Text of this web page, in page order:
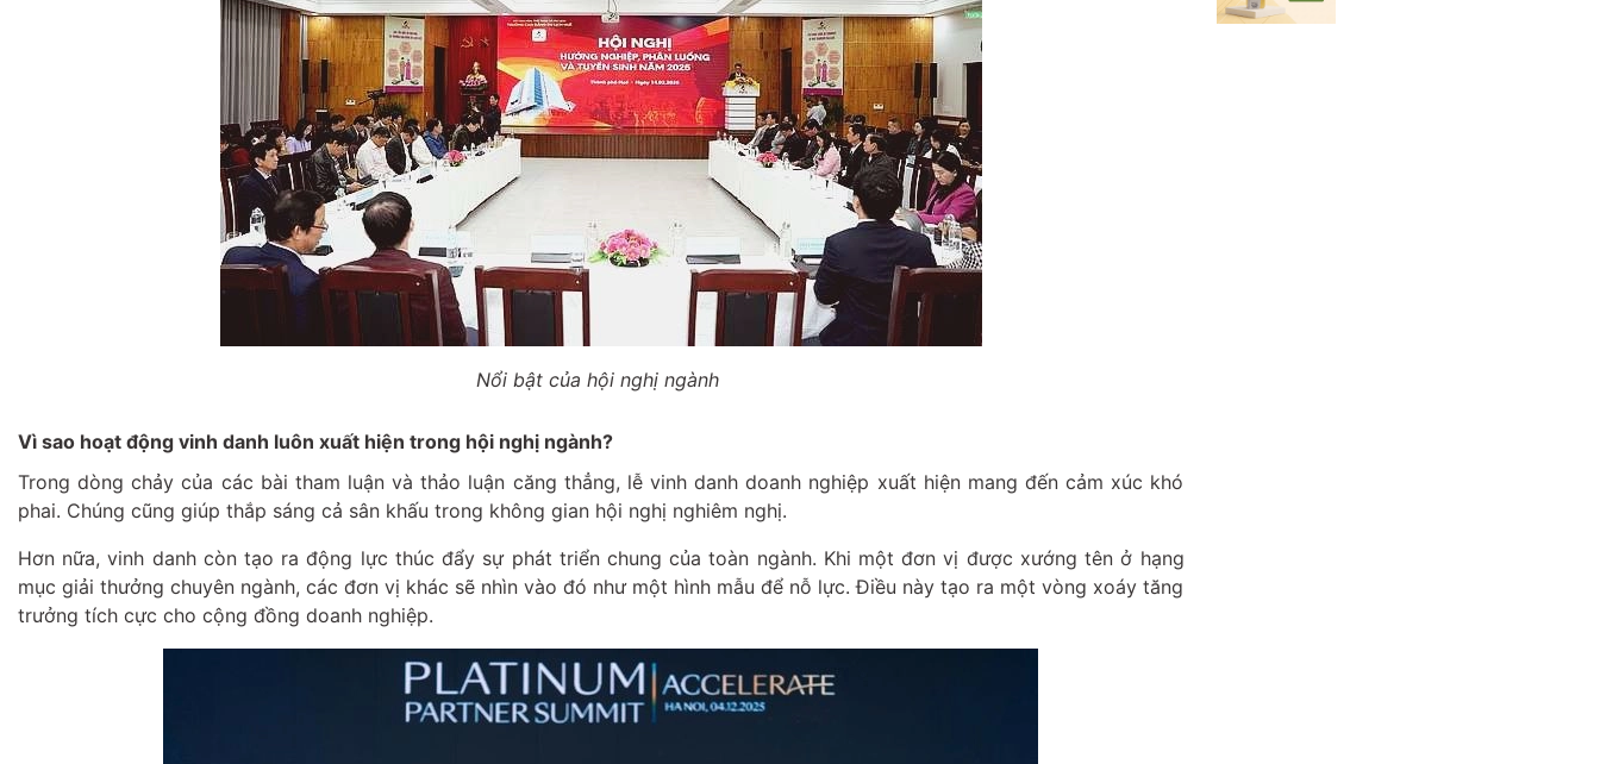
Nổi bật của hội nghị ngành
Vì sao hoạt động vinh danh luôn xuất hiện trong hội nghị ngành?
Trong dòng chảy của các bài tham luận và thảo luận căng thẳng, lễ vinh danh doanh nghiệp xuất hiện mang đến cảm xúc khó
phai. Chúng cũng giúp thắp sáng cả sân khấu trong không gian hội nghị nghiêm nghị.
Hơn nữa, vinh danh còn tạo ra động lực thúc đẩy sự phát triển chung của toàn ngành. Khi một đơn vị được xướng tên ở hạng
mục giải thưởng chuyên ngành, các đơn vị khác sẽ nhìn vào đó như một hình mẫu để nỗ lực. Điều này tạo ra một vòng xoáy tăng
trưởng tích cực cho cộng đồng doanh nghiệp.